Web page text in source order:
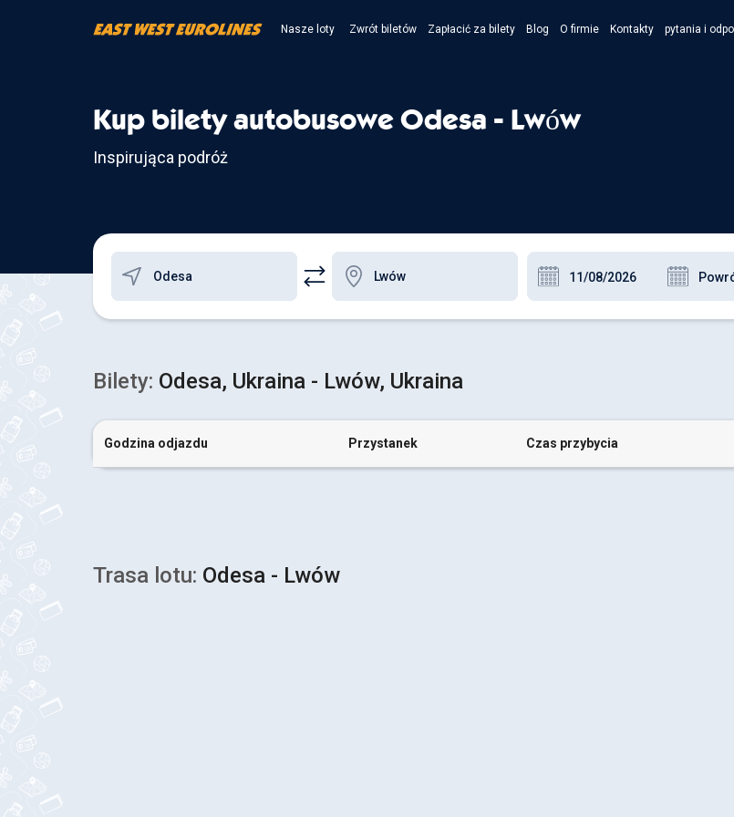
Nasze loty Zwrót biletów Zapłacić za bilety Blog O firmie Kontakty pytania i
Kup bilety autobusowe Odesa - Lwów
Inspirująca podróż
Bilety: Odesa, Ukraina - Lwów, Ukraina
Godzina odjazdu Przystanek Czas przybycia
Trasa lotu: Odesa - Lwów